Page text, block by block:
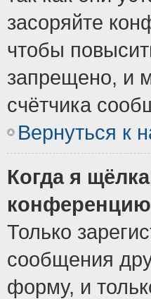
засоряйте
чтобы
запрещено, и
счётчика
Вернуться к
Когда я
Только
сообщения
форму, и